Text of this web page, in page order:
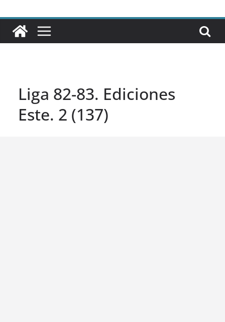
Liga 82-83. Ediciones
Este. 2 (137)